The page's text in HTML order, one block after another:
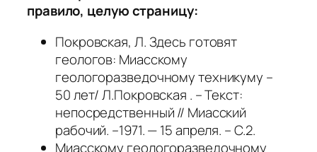
правило, целую страницу:
Покровская, Л. Здесь готовят
геологов: Миасскому
геологоразведочному техникуму –
50 лет/ Л.Покровская . – Текст:
непосредственный // Миасский
рабочий. –1971. — 15 апреля. – С.2.
Миасскому геологоразведочному